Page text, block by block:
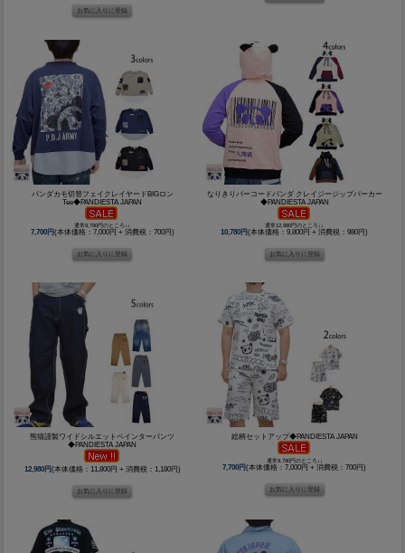
パンダカモ切替フェイクレイヤードBIGロン
Tee◆PANDIESTA JAPAN
通常9,790円のところ↓↓
7,700円(本体価格：7,000円 + 消費税：700円)
なりきりバーコードパンダ クレイジージップパーカー
◆PANDIESTA JAPAN
通常12,980円のところ↓↓
10,780円(本体価格：9,800円 + 消費税：980円)
熊猫謹製ワイドシルエットペインターパンツ
◆PANDIESTA JAPAN
12,980円(本体価格：11,800円 + 消費税：1,180円)
総柄セットアップ◆PANDIESTA JAPAN
通常9,790円のところ↓↓
7,700円(本体価格：7,000円 + 消費税：700円)